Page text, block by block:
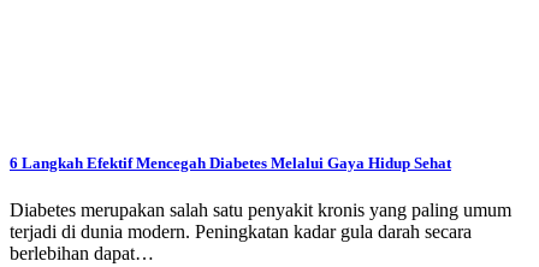
6 Langkah Efektif Mencegah Diabetes Melalui Gaya Hidup Sehat
Diabetes merupakan salah satu penyakit kronis yang paling umum
terjadi di dunia modern. Peningkatan kadar gula darah secara
berlebihan dapat…